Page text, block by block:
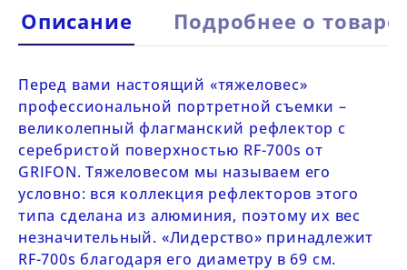
Описание Подробнее о товаре
Перед вами настоящий «тяжеловес»
профессиональной портретной съемки –
великолепный флагманский рефлектор с
серебристой поверхностью RF-700s от
GRIFON. Тяжеловесом мы называем его
условно: вся коллекция рефлекторов этого
типа сделана из алюминия, поэтому их вес
незначительный. «Лидерство» принадлежит
RF-700sблагодаря его диаметру в 69 см.